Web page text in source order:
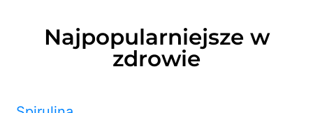
Najpopularniejsze w
zdrowie